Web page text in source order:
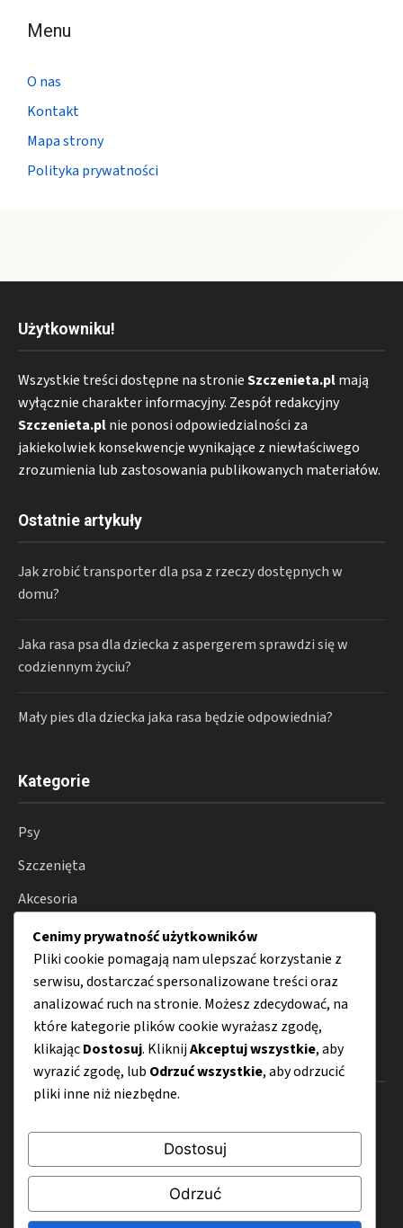
Menu
O nas
Kontakt
Mapa strony
Polityka prywatności
Użytkowniku!
Wszystkie treści dostępne na stronieSzczenieta.plmają
wyłącznie charakter informacyjny. Zespół redakcyjny
Szczenieta.plnie ponosi odpowiedzialności za
jakiekolwiek konsekwencje wynikające z niewłaściwego
zrozumienia lub zastosowania publikowanych materiałów.
Ostatnie artykuły
Jak zrobić transporter dla psa z rzeczy dostępnych w
domu?
Jaka rasa psa dla dziecka z aspergerem sprawdzi się w
codziennym życiu?
Mały pies dla dziecka jaka rasa będzie odpowiednia?
Kategorie
Psy
Szczenięta
Akcesoria
Zdrowie psów
Hodowla
Porady
Menu
Mapa strony
Polityka prywatności
Cenimy prywatność użytkowników
Pliki cookie pomagają nam ulepszać korzystanie z
serwisu, dostarczać spersonalizowane treści oraz
analizować ruch na stronie. Możesz zdecydować, na
które kategorie plików cookie wyrażasz zgodę,
klikającDostosuj. KliknijAkceptuj wszystkie, aby
wyrazić zgodę, lub Odrzuć wszystkie, aby odrzucić
pliki inne niż niezbędne.
Dostosuj
Odrzuć